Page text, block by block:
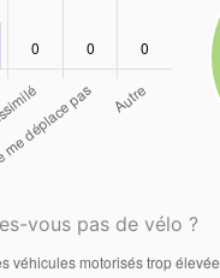
vous pas de vélo ?